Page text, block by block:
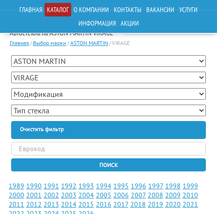
ГЛАВНАЯ КАТАЛОГ О КОМПАНИИ КОНТАКТЫ ВАКАНСИИ УСЛУГИ
ИНФОРМАЦИЯ АКЦИИ
Автостекла на ASTON MARTIN VIRAGE
Главная / Выбор марки /ASTON MARTIN /VIRAGE
Очистить фильтр
ПОИСК
1989 1990 1991 1992 1993 1994 1995 1996 1997 1998 1999
2000 2001 2002 2003 2004 2005 2006 2007 2008 2009 2010
2011 2012 2013 2014 2015 2016 2017 2018 2019 2020 2021